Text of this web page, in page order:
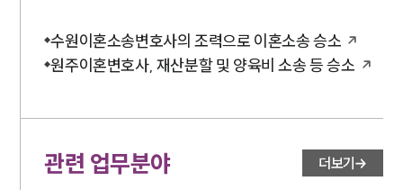
수원이혼소송변호사의 조력으로 이혼소송 승소
원주이혼변호사, 재산분할 및 양육비 소송 등 승소
관련 업무분야 더보기